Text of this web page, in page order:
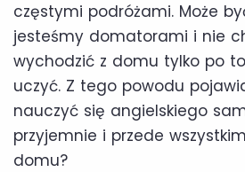
częstymi podróżami. Może
jesteśmy domatorami i nie
wychodzić z domu tylko po
uczyć. Z tego powodu
nauczyć się angielskiego
przyjemnie i przede
domu?